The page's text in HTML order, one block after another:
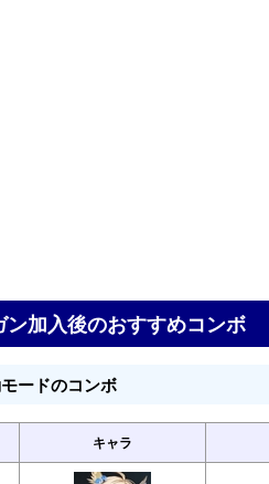
ン加入後のおすすめコンボ
ードのコンボ
キャラ